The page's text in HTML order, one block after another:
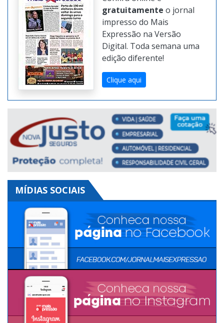
Confira online e
gratuitamenteo jornal
impresso do Mais
Expressão na Versão
Digital. Toda semana uma
edição diferente!
Clique aqui
MÍDIAS SOCIAIS